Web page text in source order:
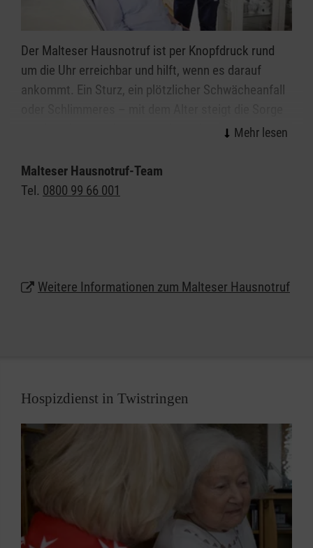
Der Malteser Hausnotruf ist per Knopfdruck rund
um die Uhr erreichbar und hilft, wenn es darauf
ankommt. Ein Sturz, ein plötzlicher Schwächeanfall
vor den kleinen oder großen Notfällen im Alltag. Wie
Hausnotruf können Sie oder Ihre Angehörigen allein
weiter selbstbestimmt und unbeschwert zu Hause in
Lassen Sie sich unter 0800 9966001
gebührenfrei
Malteser Hausnotruf-Team
Tel. 0800 99 66 001
Weitere Informationen zum Malteser Hausnotruf
Hospizdienst in Twistringen